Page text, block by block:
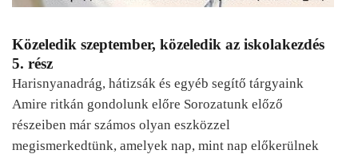
Közeledik szeptember, közeledik az iskolakezdés
5. rész
Harisnyanadrág, hátizsák és egyéb segítő tárgyaink
Amire ritkán gondolunk előre Sorozatunk előző
részeiben már számos olyan eszközzel
megismerkedtünk, amelyek nap, mint nap előkerülnek